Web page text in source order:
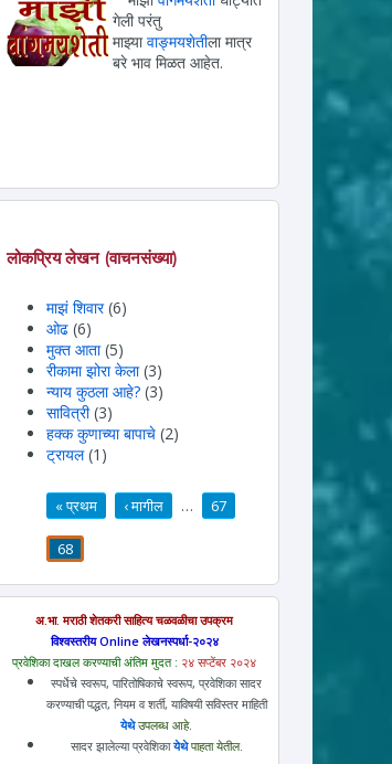
गेली परंतु
माझ्यावाङ्मयशेतीला मात्र
बरे भाव मिळत आहेत.
लोकप्रिय लेखन (वाचनसंख्या)
माझं शिवार (6)
ओढ (6)
मुक्त आता (5)
रीकामा झोरा केला (3)
न्याय कुठला आहे? (3)
सावित्री (3)
हक्क कुणाच्या बापाचे (2)
ट्रायल (1)
« प्रथम ‹ मागील … 67
68
अ.भा. मराठी शेतकरी साहित्य चळवळीचा उपक्रम
विश्वस्तरीय Online लेखनस्पर्धा-२०२४
प्रवेशिका दाखल करण्याची अंतिम मुदत : २४ सप्टेंबर २०२४
स्पर्धेचे स्वरूप, पारितोषिकाचे स्वरूप, प्रवेशिका सादर
करण्याची पद्धत, नियम व शर्ती, याविषयी सविस्तर माहिती
येथेउपलब्ध आहे.
सादर झालेल्या प्रवेशिकायेथेपाहता येतील.